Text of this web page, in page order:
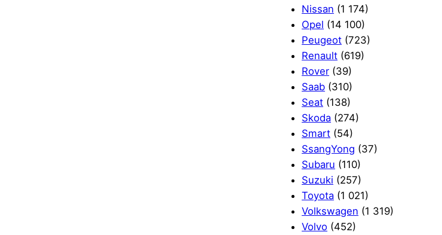
Nissan (1 174)
Opel (14 100)
Peugeot (723)
Renault (619)
Rover (39)
Saab (310)
Seat (138)
Skoda (274)
Smart (54)
SsangYong (37)
Subaru (110)
Suzuki (257)
Toyota (1 021)
Volkswagen (1 319)
Volvo (452)